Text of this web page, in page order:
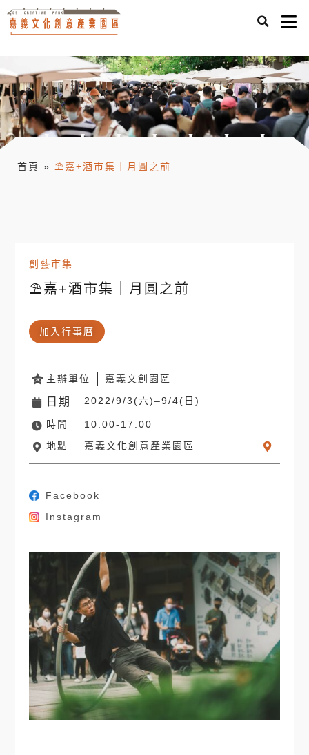
首頁 » ⛱嘉+酒市集｜月圓之前
創藝市集
⛱嘉+酒市集｜月圓之前
加入行事曆
主辦單位 嘉義文創園區
日期 2022/9/3(六)–9/4(日)
時間
10:00-17:00
地點
嘉義文化創意產業園區
Facebook
Instagram